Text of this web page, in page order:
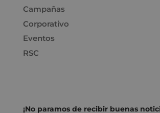
Campañas
Corporativo
Eventos
RSC
¡No paramos de recibir buenas